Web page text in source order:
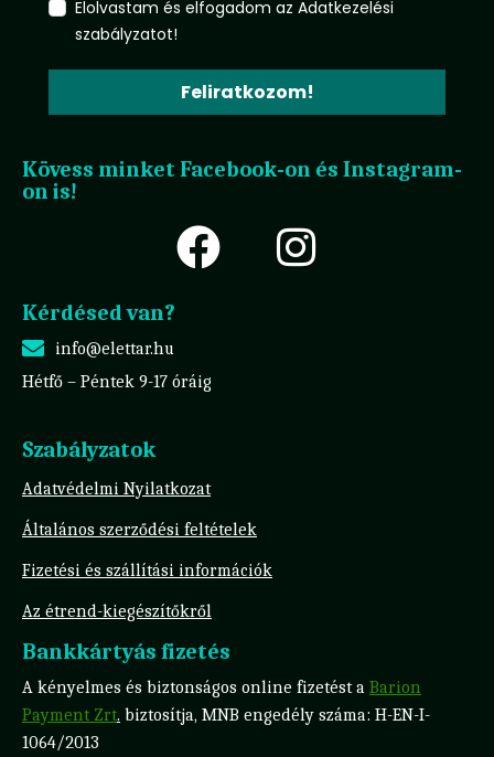
Elolvastam és elfogadom az Adatkezelési
szabályzatot!
Feliratkozom!
Kövess minket Facebook-on és Instagram-
on is!
Kérdésed van?
info@elettar.hu
Hétfő – Péntek 9-17 óráig
Szabályzatok
Adatvédelmi Nyilatkozat
Általános szerződési feltételek
Fizetési és szállítási információk
Az étrend-kiegészítőkről
Bankkártyás fizetés
A kényelmes és biztonságos online fizetést a Barion
Payment Zrt. biztosítja, MNB engedély száma: H-EN-I-
1064/2013